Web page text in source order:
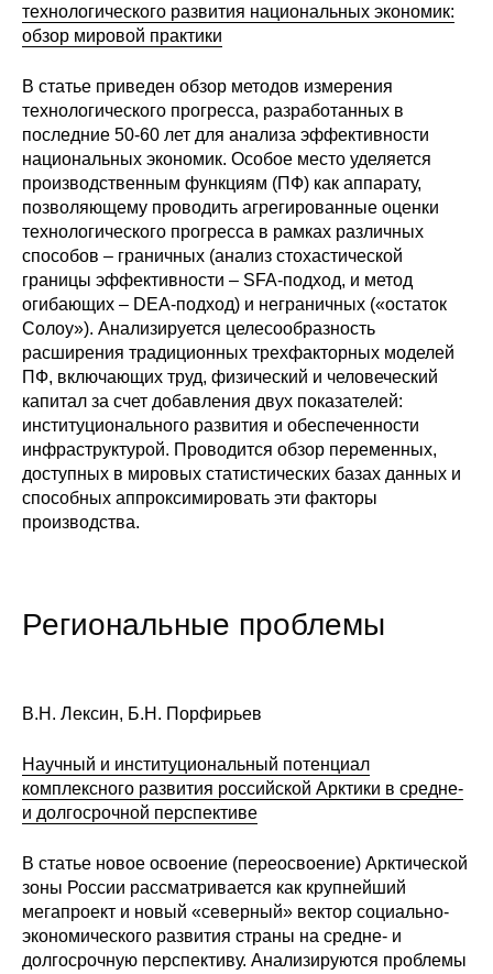
Российская Система Климатического
Мониторинга
Центр «Климатическая политика и
экономика России»
Образование и карьера
Кафедра МФТИ
Кафедра МАДИ
Аспирантура
Об аспирантуре
Поступление
Обучение
Конкурсы и вакансии
Контакты
технологического развития национальных экономик:
обзор мировой практики
В статье приведен обзор методов измерения
технологического прогресса, разработанных в
последние 50-60 лет для анализа эффективности
национальных экономик. Особое место уделяется
производственным функциям (ПФ) как аппарату,
позволяющему проводить агрегированные оценки
технологического прогресса в рамках различных
способов – граничных (анализ стохастической
границы эффективности – SFA-подход, и метод
огибающих – DEA-подход) и неграничных («остаток
Солоу»). Анализируется целесообразность
расширения традиционных трехфакторных моделей
ПФ, включающих труд, физический и человеческий
капитал за счет добавления двух показателей:
институционального развития и обеспеченности
инфраструктурой. Проводится обзор переменных,
доступных в мировых статистических базах данных и
способных аппроксимировать эти факторы
производства.
Региональные проблемы
В.Н. Лексин, Б.Н. Порфирьев
Научный и институциональный потенциал
комплексного развития российской Арктики в средне-
и долгосрочной перспективе
В статье новое освоение (переосвоение) Арктической
зоны России рассматривается как крупнейший
мегапроект и новый «северный» вектор социально-
экономического развития страны на средне- и
долгосрочную перспективу. Анализируются проблемы